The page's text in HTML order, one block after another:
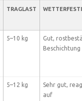
TRAGLAST
5–10 kg
Gut,
Beschichtung
5–12 kg
Sehr gut,
auf